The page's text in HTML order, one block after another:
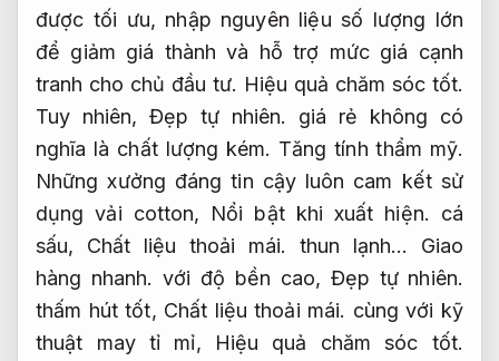
được tối ưu, nhập nguyên liệu số lượng lớn
để giảm giá thành và hỗ trợ mức giá cạnh
tranh cho chủ đầu tư. Hiệu quả chăm sóc tốt.
Tuy nhiên,Đẹp tự nhiên.
giá rẻ không có
nghĩa là chất lượng kém. Tăng tính thẩm mỹ.
Những xưởng đáng tin cậy luôn cam kết sử
dụng vải cotton, Nổi bật khi xuất hiện. cá
sấu, Chất liệu thoải mái. thun lạnh… Giao
hàng nhanh. với độ bền cao, Đẹp tự nhiên.
thấm hút tốt, Chất liệu thoải mái. cùng với kỹ
thuật may tỉ mỉ,
Hiệu quả chăm sóc tốt.